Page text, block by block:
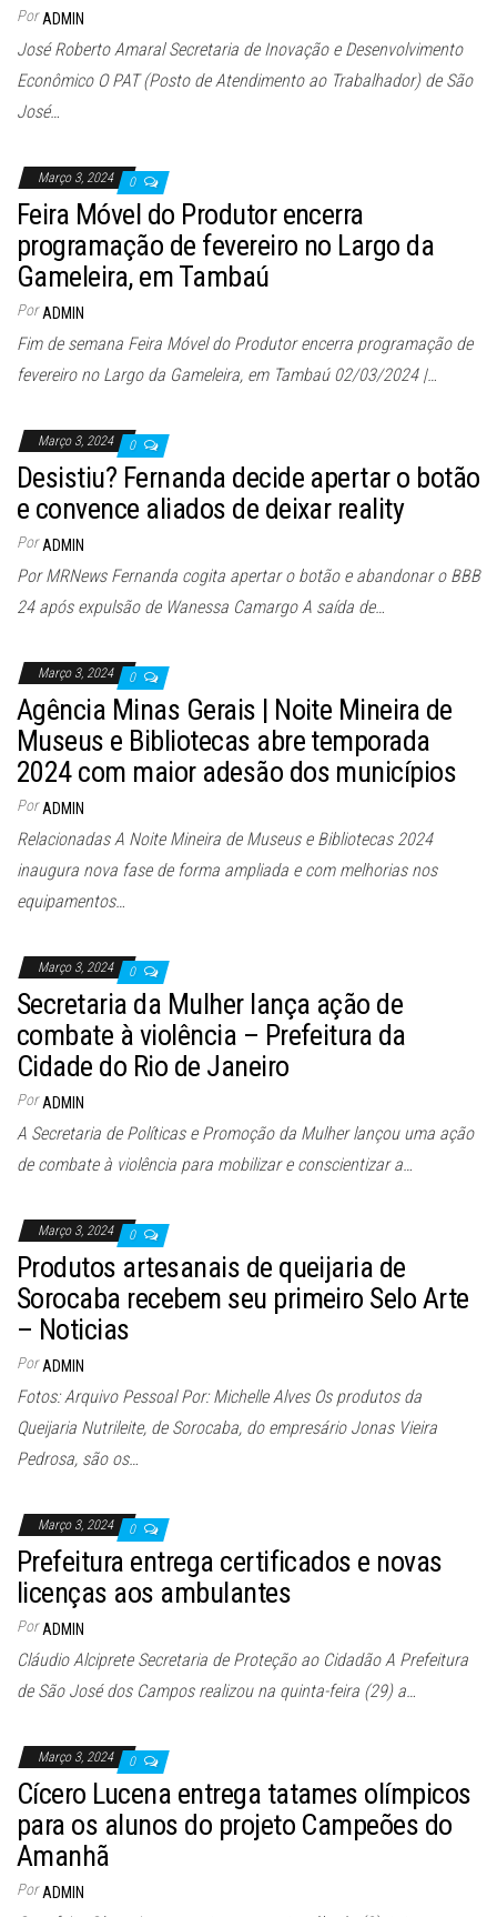
Por ADMIN
José Roberto Amaral Secretaria de Inovação e Desenvolvimento
Econômico O PAT (Posto de Atendimento ao Trabalhador) de São
José…
Março 3, 2024 0
Feira Móvel do Produtor encerra
programação de fevereiro no Largo da
Gameleira, em Tambaú
Por ADMIN
Fim de semana Feira Móvel do Produtor encerra programação de
fevereiro no Largo da Gameleira, em Tambaú 02/03/2024 |…
Março 3, 2024 0
Desistiu? Fernanda decide apertar o botão
e convence aliados de deixar reality
Por ADMIN
Por MRNews Fernanda cogita apertar o botão e abandonar o BBB
24 após expulsão de Wanessa Camargo A saída de…
Março 3, 2024 0
Agência Minas Gerais | Noite Mineira de
Museus e Bibliotecas abre temporada
2024 com maior adesão dos municípios
Por ADMIN
Relacionadas A Noite Mineira de Museus e Bibliotecas 2024
inaugura nova fase de forma ampliada e com melhorias nos
equipamentos…
Março 3, 2024 0
Secretaria da Mulher lança ação de
combate à violência – Prefeitura da
Cidade do Rio de Janeiro
Por ADMIN
A Secretaria de Políticas e Promoção da Mulher lançou uma ação
de combate à violência para mobilizar e conscientizar a…
Março 3, 2024 0
Produtos artesanais de queijaria de
Sorocaba recebem seu primeiro Selo Arte
– Noticias
Por ADMIN
Fotos: Arquivo Pessoal Por: Michelle Alves Os produtos da
Queijaria Nutrileite, de Sorocaba, do empresário Jonas Vieira
Pedrosa, são os…
Março 3, 2024 0
Prefeitura entrega certificados e novas
licenças aos ambulantes
Por ADMIN
Cláudio Alciprete Secretaria de Proteção ao Cidadão A Prefeitura
de São José dos Campos realizou na quinta-feira (29) a…
Março 3, 2024 0
Cícero Lucena entrega tatames olímpicos
para os alunos do projeto Campeões do
Amanhã
Por ADMIN